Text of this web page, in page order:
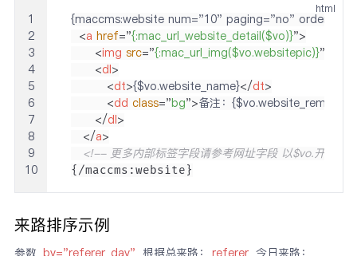
<a href="{:mac_url_website_detail($vo)}">
<img src="{:mac_url_img($vo.websitepic)}"
<dl>
<dt>{$vo.website_name}</dt>
<dd class="bg">备注：{$vo.website_remarks}
</dl>
</a>
<!-- 更多内部标签字段请参考网址字段 以$vo.开头即
{/maccms:website}
1
2
3
4
5
6
7
8
9
10
html
来路排序示例
参数 by="referer_day" 根据总来路： referer 今日来路：